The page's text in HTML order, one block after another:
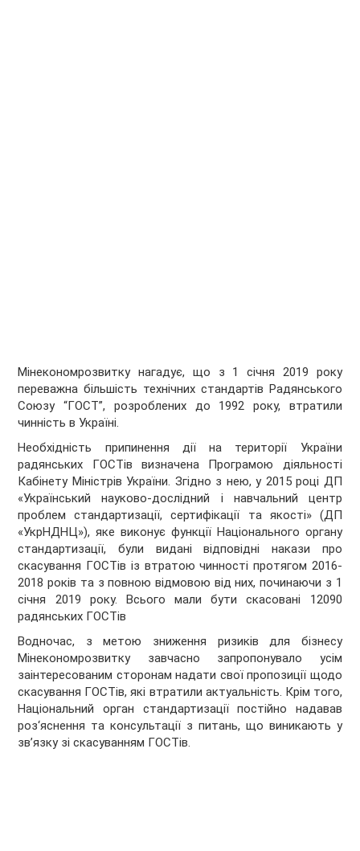
Мінекономрозвитку нагадує, що з 1 січня 2019 року
переважна більшість технічних стандартів Радянського
Союзу “ГОСТ”, розроблених до 1992 року, втратили
чинність в Україні.
Необхідність припинення дії на території України
радянських ГОСТів визначена Програмою діяльності
Кабінету Міністрів України. Згідно з нею, у 2015 році ДП
«Український науково-дослідний і навчальний центр
проблем стандартизації, сертифікації та якості» (ДП
«УкрНДНЦ»), яке виконує функції Національного органу
стандартизації, були видані відповідні накази про
скасування ГОСТів із втратою чинності протягом 2016-
2018 років та з повною відмовою від них, починаючи з 1
січня 2019 року. Всього мали бути скасовані 12090
радянських ГОСТів
Водночас, з метою зниження ризиків для бізнесу
Мінекономрозвитку завчасно запропонувало усім
заінтересованим сторонам надати свої пропозиції щодо
скасування ГОСТів, які втратили актуальність. Крім того,
Національний орган стандартизації постійно надавав
роз‘яснення та консультації з питань, що виникають у
зв’язку зі скасуванням ГОСТів.